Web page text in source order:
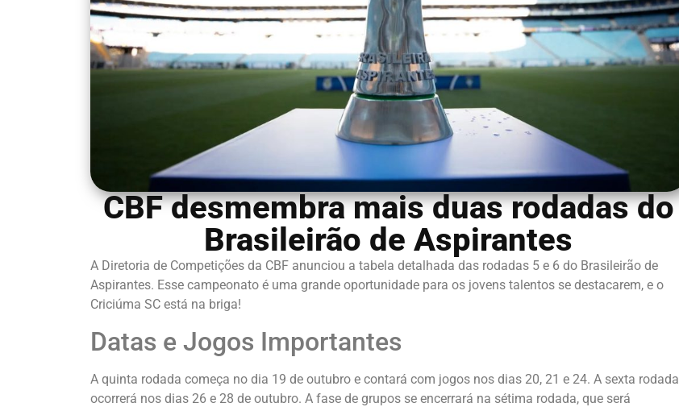
CBF desmembra mais duas rodadas do
Brasileirão de Aspirantes
A Diretoria de Competições da CBF anunciou a tabela detalhada das rodadas 5 e 6 do Brasileirão de
Aspirantes. Esse campeonato é uma grande oportunidade para os jovens talentos se destacarem, e o
Criciúma SC está na briga!
Datas e Jogos Importantes
A quinta rodada começa no dia 19 de outubro e contará com jogos nos dias 20, 21 e 24. A sexta rodada
ocorrerá nos dias 26 e 28 de outubro. A fase de grupos se encerrará na sétima rodada, que será